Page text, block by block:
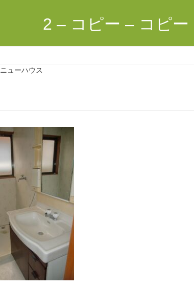
2 – コピー – コピー
ニューハウス